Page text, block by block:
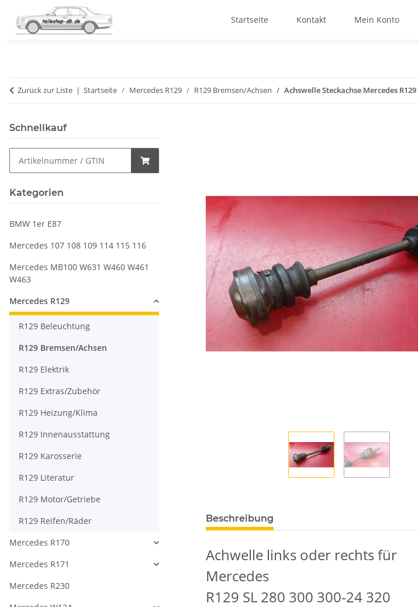
Startseite Kontakt Mein Konto
Zurück zur Liste Startseite Mercedes R129 R129 Bremsen/Achsen Achswelle Steckachse Mercedes R129
Beschreibung
Achwelle links oder rechts für
Mercedes
R129 SL 280 300 300-24 320
Schnellkauf
Kategorien
BMW 1er E87
Mercedes 107 108 109 114 115 116
Mercedes MB100 W631 W460 W461
W463
Mercedes R129
R129 Beleuchtung
R129 Bremsen/Achsen
R129 Elektrik
R129 Extras/Zubehör
R129 Heizung/Klima
R129 Innenausstattung
R129 Karosserie
R129 Literatur
R129 Motor/Getriebe
R129 Reifen/Räder
Mercedes R170
Mercedes R171
Mercedes R230